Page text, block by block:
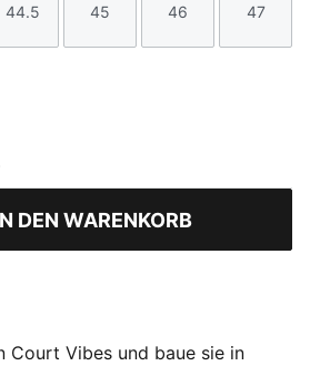
Größe
44.5
Größe
45
Größe
46
Größe
47
DEN WARENKORB
Court Vibes und baue sie in